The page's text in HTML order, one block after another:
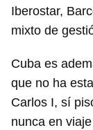
Iberostar,
mixto de
Cuba es
que no ha
Carlos I, sí
nunca en